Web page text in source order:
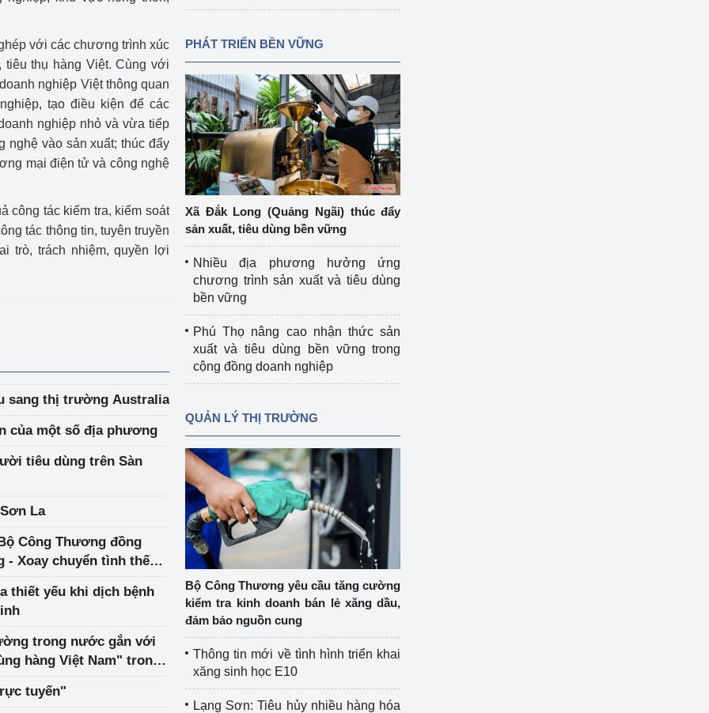
với các chương trình xúc
thụ hàng Việt. Cùng với
nghiệp Việt thông quan
tạo điều kiện để các
nghiệp nhỏ và vừa tiếp
nghệ vào sản xuất; thúc đẩy
mại điện tử và công nghệ
công tác kiểm tra, kiểm soát
tác thông tin, tuyên truyền
trò, trách nhiệm, quyền lợi
sang thị trường Australia
của một số địa phương
tiêu dùng trên Sàn
La
Công Thương đồng
- Xoay chuyển tình thế
thiết yếu khi dịch bệnh
trong nước gắn với
hàng Việt Nam" trong
tuyến"
PHÁT TRIỂN BỀN VỮNG
Xã Đắk Long (Quảng Ngãi) thúc đẩy
sản xuất, tiêu dùng bền vững
Nhiều địa phương hưởng ứng
chương trình sản xuất và tiêu dùng
bền vững
Phú Thọ nâng cao nhận thức sản
xuất và tiêu dùng bền vững trong
cộng đồng doanh nghiệp
QUẢN LÝ THỊ TRƯỜNG
Bộ Công Thương yêu cầu tăng cường
kiểm tra kinh doanh bán lẻ xăng dầu,
đảm bảo nguồn cung
Thông tin mới về tình hình triển khai
xăng sinh học E10
Lạng Sơn: Tiêu hủy nhiều hàng hóa